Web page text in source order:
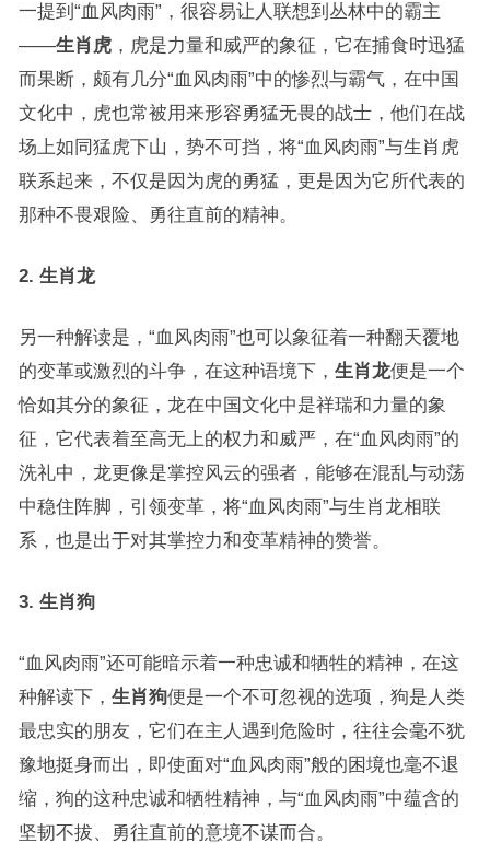
一提到“血风肉雨”，很容易让人联想到丛林中的霸主
——生肖虎，虎是力量和威严的象征，它在捕食时迅猛
而果断，颇有几分“血风肉雨”中的惨烈与霸气，在中国
文化中，虎也常被用来形容勇猛无畏的战士，他们在战
场上如同猛虎下山，势不可挡，将“血风肉雨”与生肖虎
联系起来，不仅是因为虎的勇猛，更是因为它所代表的
那种不畏艰险、勇往直前的精神。
2. 生肖龙
另一种解读是，“血风肉雨”也可以象征着一种翻天覆地
的变革或激烈的斗争，在这种语境下， 生肖龙便是一个
恰如其分的象征，龙在中国文化中是祥瑞和力量的象
征，它代表着至高无上的权力和威严，在“血风肉雨”的
洗礼中，龙更像是掌控风云的强者，能够在混乱与动荡
中稳住阵脚，引领变革，将“血风肉雨”与生肖龙相联
系，也是出于对其掌控力和变革精神的赞誉。
3. 生肖狗
“血风肉雨”还可能暗示着一种忠诚和牺牲的精神，在这
种解读下， 生肖狗便是一个不可忽视的选项，狗是人类
最忠实的朋友，它们在主人遇到危险时，往往会毫不犹
豫地挺身而出，即使面对“血风肉雨”般的困境也毫不退
缩，狗的这种忠诚和牺牲精神，与“血风肉雨”中蕴含的
坚韧不拔、勇往直前的意境不谋而合。